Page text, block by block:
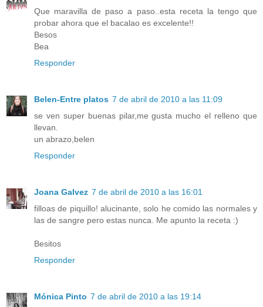
Que maravilla de paso a paso..esta receta la tengo que
probar ahora que el bacalao es excelente!!
Besos
Bea
Responder
Belen-Entre platos 7 de abril de 2010 a las 11:09
se ven super buenas pilar,me gusta mucho el relleno que
llevan.
un abrazo,belen
Responder
Joana Galvez 7 de abril de 2010 a las 16:01
filloas de piquillo! alucinante, solo he comido las normales y
las de sangre pero estas nunca. Me apunto la receta :)
Besitos
Responder
Mónica Pinto 7 de abril de 2010 a las 19:14